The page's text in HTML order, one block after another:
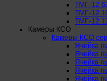
ТМГ-12
ТМГ-12
ТМГ-12
Камеры КСО
Камеры КСО
Ячейка
Ячейка
Ячейка
Ячейка
Ячейка